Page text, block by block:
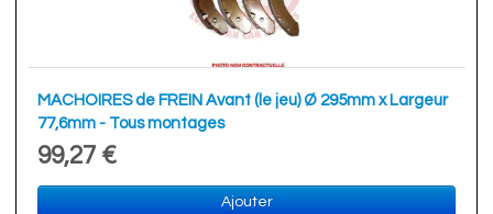
MACHOIRES de FREIN Avant (le jeu) Ø 295mm x Largeur
77,6mm - Tous montages
99,27 €
Ajouter